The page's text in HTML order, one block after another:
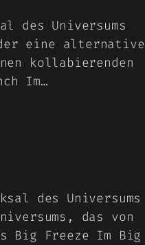
des Universums
der eine alternative
kollabierenden
Im…
des Universums
das von
Big Freeze Im Big